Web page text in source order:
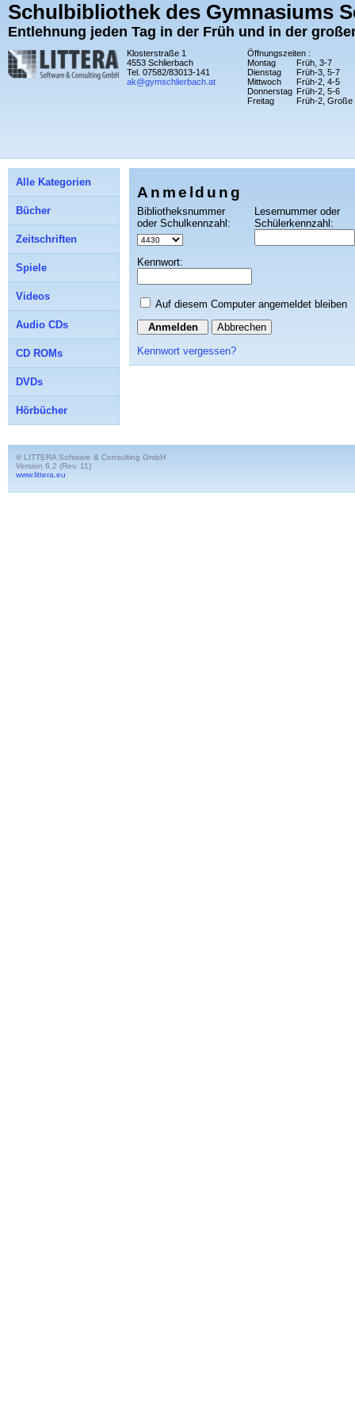
Schulbibliothek des Gymnasiums
Entlehnung jeden Tag in der Früh und in der
Klosterstraße 1
4553 Schlierbach
Tel. 07582/83013-141
ak@gymschlierbach.at
Öffnungszeiten :
Montag
Früh, 3-7
Dienstag
Früh-3, 5-7
Mittwoch
Früh-2, 4-5
Donnerstag Früh-2, 5-6
Freitag
Früh-2, Große
Anmeldung
Bibliotheksnummer
oder Schulkennzahl:
Lesernummer oder
Schülerkennzahl:
Kennwort:
Auf diesem Computer angemeldet bleiben
Abbrechen
Kennwort vergessen?
Alle Kategorien
Bücher
Zeitschriften
Spiele
Videos
Audio CDs
CD ROMs
DVDs
Hörbücher
© LITTERA Software & Consulting GmbH
Version 6.2 (Rev. 11)
www.littera.eu